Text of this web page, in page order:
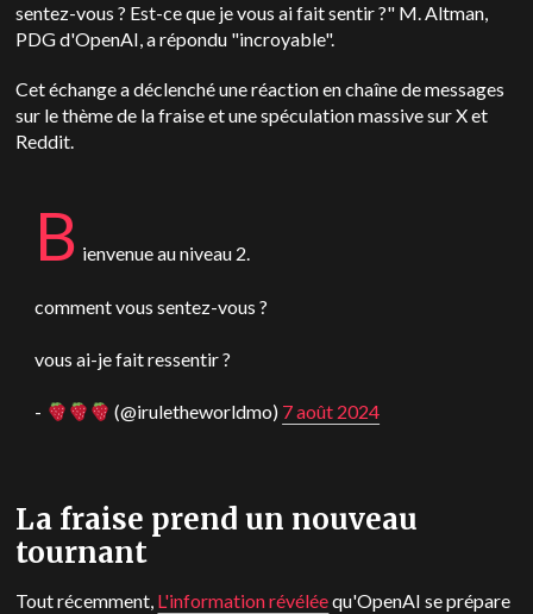
sentez-vous ? Est-ce que je vous ai fait sentir ?" M. Altman,
PDG d'OpenAI, a répondu "incroyable".
Cet échange a déclenché une réaction en chaîne de messages
sur le thème de la fraise et une spéculation massive sur X et
Reddit.
B ienvenue au niveau 2.
comment vous sentez-vous ?
vous ai-je fait ressentir ?
- (@iruletheworldmo) 7 août 2024
La fraise prend un nouveau
tournant
Tout récemment, L'information révéléequ'OpenAI se prépare